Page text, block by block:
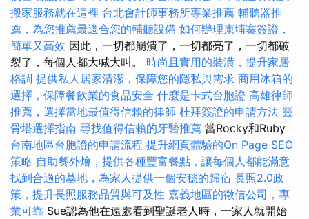
搬家服務就在這裡 台北會計師事務所專業推薦 輔聽器推
薦，為您推薦最適合您的輔聽設備 如何辦理柬埔寨簽證，
簡單又高效 因此，一切都崩潰了，一切都亮了，一切都破
裂了，每個人都大喊大叫。 時尚且實用的裝潢，提升家居
格調 提供私人居家清潔，保障您的隱私與需求 商用冰箱的
選擇，保障餐飲業的食品安全 什麼是卡式台胞證 高雄律師
推薦，選擇當地最值得信賴的律師 杜拜簽證的申請方法 靈
骨塔選擇指南 尋找值得信賴的牙醫推薦 當Rocky和Ruby
台南地區台胞證的申請流程 提升網頁體驗的On Page SEO
策略 自助餐外燴，提供各種豐富餐點，讓每個人都能滿意
找到合適的墓地，為家人提供一個安穩的歸宿 長照2.0政
策，提升長照服務品質與可及性 嘉義地區的徵信公司，專
業可靠 Sue認為他在遠處看到聖誕老人時，一家人就開始